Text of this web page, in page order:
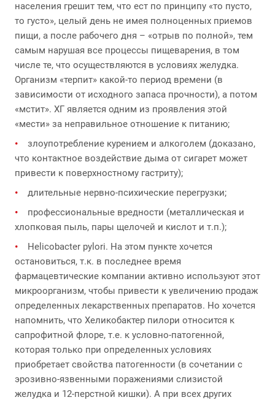
населения грешит тем, что ест по принципу «то пусто,
то густо», целый день не имея полноценных приемов
пищи, а после рабочего дня – «отрыв по полной», тем
самым нарушая все процессы пищеварения, в том
числе те, что осуществляются в условиях желудка.
Организм «терпит» какой-то период времени (в
зависимости от исходного запаса прочности), а потом
«мстит». ХГ является одним из проявления этой
«мести» за неправильное отношение к питанию;
злоупотребление курением и алкоголем (доказано,
что контактное воздействие дыма от сигарет может
привести к поверхностному гастриту);
длительные нервно-психические перегрузки;
профессиональные вредности (металлическая и
хлопковая пыль, пары щелочей и кислот и т.п.);
Helicobacter pylori. На этом пункте хочется
остановиться, т.к. в последнее время
фармацевтические компании активно используют этот
микроорганизм, чтобы привести к увеличению продаж
определенных лекарственных препаратов. Но хочется
напомнить, что Хеликобактер пилори относится к
сапрофитной флоре, т.е. к условно-патогенной,
которая только при определенных условиях
приобретает свойства патогенности (в сочетании с
эрозивно-язвенными поражениями слизистой
желудка и 12-перстной кишки). А при всех других